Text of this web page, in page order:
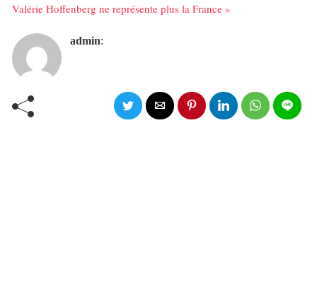
Valérie Hoffenberg ne représente plus la France »
admin: